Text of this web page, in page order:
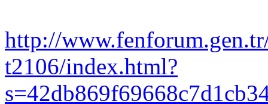
http://
t2106/index.html?